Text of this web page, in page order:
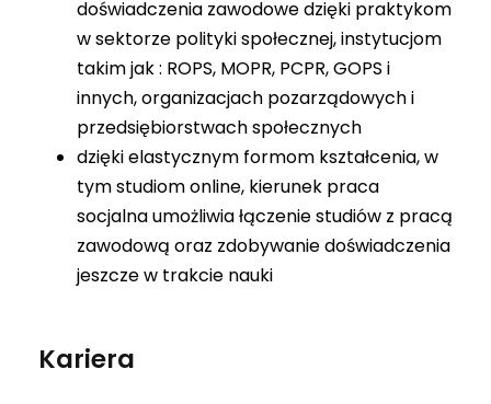
doświadczenia zawodowe dzięki praktykom
w sektorze polityki społecznej, instytucjom
takim jak : ROPS, MOPR, PCPR, GOPS i
innych, organizacjach pozarządowych i
przedsiębiorstwach społecznych
dzięki elastycznym formom kształcenia, w
tym studiom online, kierunek praca
socjalna umożliwia łączenie studiów z pracą
zawodową oraz zdobywanie doświadczenia
jeszcze w trakcie nauki
Kariera